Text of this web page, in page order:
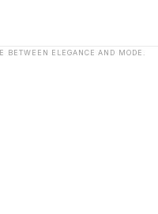
BETWEEN ELEGANCE AND MODE.